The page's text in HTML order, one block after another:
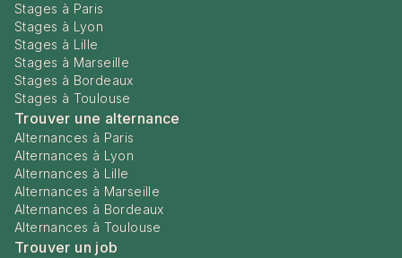
Stages à Paris
Stages à Lyon
Stages à Lille
Stages à Marseille
Stages à Bordeaux
Stages à Toulouse
Trouver une alternance
Alternances à Paris
Alternances à Lyon
Alternances à Lille
Alternances à Marseille
Alternances à Bordeaux
Alternances à Toulouse
Trouver un job